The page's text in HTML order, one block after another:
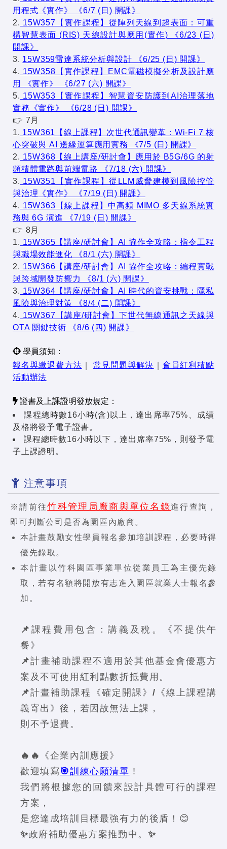
用程式《實作》 《6/7 (日) 開課》
2. 15W357【實作課程】從陣列天線到超表面：可重
構智慧表面 (RIS) 天線設計與應用(實作) 《6/23 (日)
開課》
3. 15W359雷達系統分析與設計 《6/25 (日) 開課》
4. 15W358【實作課程】EMC電磁模擬分析及設計應
用 《實作》 《6/27 (六) 開課》
5. 15W353【實作課程】智慧資安防護到AI治理落地
實務《實作》 《6/28 (日) 開課》
👉 7月
1. 15W361【線上課程】次世代通訊變革：Wi-Fi 7 核
心突破與 AI 邊緣運算應用實務 《7/5 (日) 開課》
2. 15W368【線上講座/研討會】應用於 B5G/6G 的射
頻積體電路與前端電路 《7/18 (六) 開課》
3. 15W351【實作課程】從LLM威脅建模到風險控管
與治理《實作》 《7/19 (日) 開課》
4. 15W363【線上課程】中高頻 MIMO 多天線系統實
務與 6G 演進 《7/19 (日) 開課》
👉 8月
1. 15W365【講座/研討會】AI 協作全攻略：指令工程
與職場效能進化 《8/1 (六) 開課》
2. 15W366【講座/研討會】AI 協作全攻略：編程實戰
與跨域開發防禦力 《8/1 (六) 開課》
3. 15W364【講座/研討會】AI 時代的資安挑戰：隱私
風險與治理對策 《8/4 (二) 開課》
4. 15W367【講座/研討會】下世代無線通訊之天線與
OTA 關鍵技術 《8/6 (四) 開課》
學員須知：
報名與繳退費方法
常見問題與解決
會員紅利積點
活動辦法
證書及上課證明發放規定：
課程總時數16小時(含)以上，達出席率75%、成績
及格將發予電子證書。
課程總時數16小時以下，達出席率75%，則發予電
子上課證明。
注意事項
※請前往竹科管理局廠商與單位名錄進行查詢，
即可判斷公司是否為園區內廠商。
本計畫鼓勵女性學員報名參加培訓課程，必要時得
優先錄取。
本計畫以竹科園區事業單位從業員工為主優先錄
取，若有名額將開放有志進入園區就業人士報名參
加。
📌課程費用包含：講義及稅。《不提供午
餐》
📌計畫補助課程不適用於其他基金會優惠方
案及不可使用紅利點數折抵費用。
📌計畫補助課程《確定開課》/《線上課程講
義寄出》後，若因故無法上課，
則不予退費。
🔥🔥《企業內訓應援》
歡迎填寫 🎯訓練心願清單 !
我們將根據您的回饋來設計具體可行的課程
方案，
是您達成培訓目標最強有力的後盾！😊
✨政府補助優惠方案推動中。✨